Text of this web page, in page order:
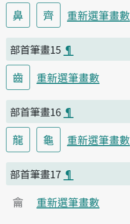
鼻 齊 重新選筆畫數
部首筆畫15 ¶
齒 重新選筆畫數
部首筆畫16 ¶
龍 龜 重新選筆畫數
部首筆畫17 ¶
龠 重新選筆畫數